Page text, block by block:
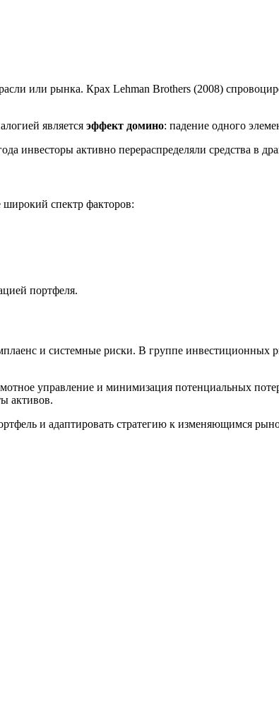
или рынка. Крах Lehman Brothers (2008)
является эффект домино: падение одного
инвесторы активно перераспределяли средства в
широкий спектр факторов:
портфеля.
и системные риски. В группе инвестиционных
управление и минимизация потенциальных
активов.
и адаптировать стратегию к изменяющимся